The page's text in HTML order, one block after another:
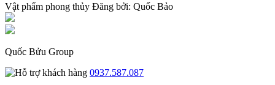
Vật phẩm phong thủy Đăng bởi: Quốc Bảo
Quốc Bửu Group
0937.587.087